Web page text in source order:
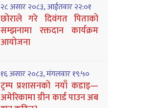
२८ असार २०८३, आईतवार २२:०१
छोराले गरे दिवंगत पिताको
सम्झनामा रक्तदान कार्यक्रम
आयोजना
१६ असार २०८३, मंगलवार १९:५०
ट्रम्प प्रशासनको नयाँ कडाइ—
अमेरिकामा ग्रीन कार्ड पाउन अब